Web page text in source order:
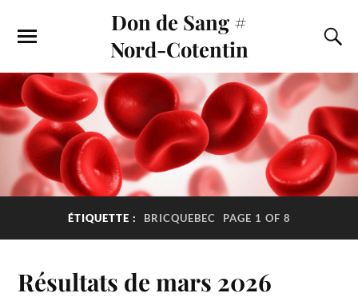
Don de Sang #
Nord-Cotentin
ÉTIQUETTE : BRICQUEBEC PAGE 1 OF 8
Résultats de mars 2026